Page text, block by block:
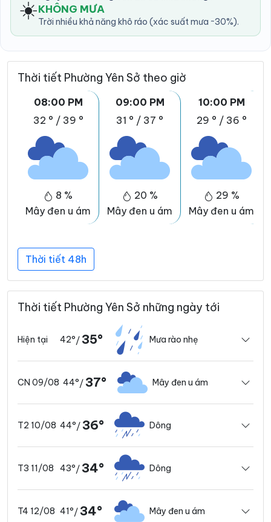
☀️KHÔNG MƯA
Trời nhiều khả năng khô ráo (xác suất mưa ~30%).
Thời tiết Phường Yên Sở theo giờ
08:00 PM
32 ° / 39 °
8 %
Mây đen u ám
09:00 PM
31 ° / 37 °
20 %
Mây đen u ám
10:00 PM
29 ° / 36 °
29 %
Mây đen u ám
Thời tiết 48h
Thời tiết Phường Yên Sở những ngày tới
Hiện tại 42°/ 35° Mưa rào nhẹ
CN 09/08 44°/ 37° Mây đen u ám
T2 10/08 44°/ 36° Dông
T3 11/08 43°/ 34° Dông
T4 12/08 41°/ 34° Mây đen u ám